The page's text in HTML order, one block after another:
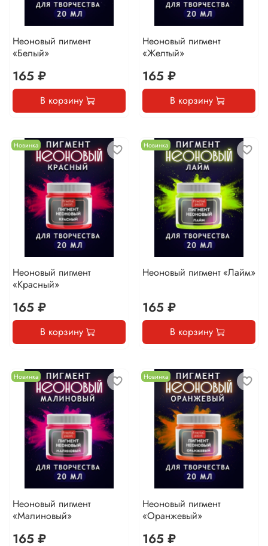
Неоновый пигмент
«Белый»
165 ₽
В корзину
Неоновый пигмент
«Желтый»
165 ₽
В корзину
Новинка
Неоновый пигмент
«Красный»
165 ₽
В корзину
Новинка
Неоновый пигмент «Лайм»
165 ₽
В корзину
Новинка
Неоновый пигмент
«Малиновый»
165 ₽
Новинка
Неоновый пигмент
«Оранжевый»
165 ₽